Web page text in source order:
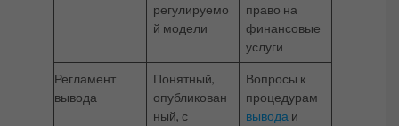
регулируемо
й модели
право на
финансовые
услуги
Регламент
вывода
Понятный,
опубликован
ный, с
Вопросы к
процедурам
вывода и